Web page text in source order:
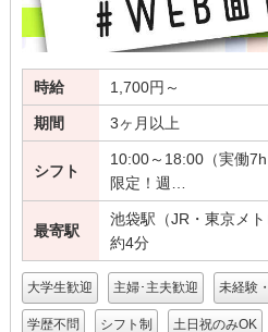
時給 1,700円～
期間 3ヶ月以上
シフト
10:00～18:00（実働
限定！週…
最寄駅
池袋駅（JR・東京メ
約4分
大学生歓迎 主婦･主夫歓迎 未経験
学歴不問 シフト制 土日祝のみOK